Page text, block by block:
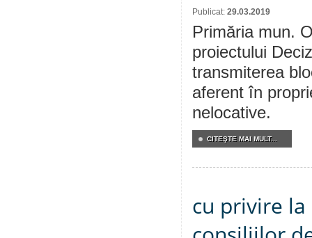
Publicat: 29.03.2019
Primăria mun.
proiectului
transmiterea
aferent în
nelocative.
CITEŞTE MAI MULT...
cu privire